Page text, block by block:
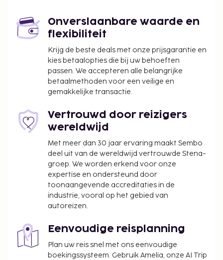
receptie, een wasserij en een kluis bij de receptie. De
accommodatie heeft een terras waar je van het
uitzicht kunt genieten. Profiteer in dit hotel van de
roomservice (beperkte tijden). Maak kennis met
andere gasten tijdens een gratis receptie, dagelijks
aangeboden. Dagelijks kun je tegen betaling
genieten van een lekker continentaal ontbijt, dat
geserveerd wordt van 08.00 uur tot 10.00 uur.
Toeslag voor het continentaal ontbijt: ca. INR
300 voor volwassenen en ca. INR 100 voor
kinderen
Deze lijst is mogelijk niet volledig. Toeslagen en
borgsommen zijn mogelijk excl. btw en kunnen
In deze accommodatie zijn huisdieren en
Onverslaanbare waarde en
flexibiliteit
Krijg de beste deals met onze prijsgarantie en
kies betaalopties die bij uw behoeften
passen. We accepteren alle belangrijke
betaalmethoden voor een veilige en
gemakkelijke transactie.
Vertrouwd door reizigers
wereldwijd
Met meer dan 30 jaar ervaring maakt Sembo
deel uit van de wereldwijd vertrouwde Stena-
groep. We worden erkend voor onze
expertise en ondersteund door
toonaangevende accreditaties in de
industrie, vooral op het gebied van
autoreizen.
Eenvoudige reisplanning
Plan uw reis snel met ons eenvoudige
boekingssysteem. Gebruik Amelia, onze AI Trip